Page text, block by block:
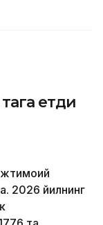
етди
2026 йилнинг